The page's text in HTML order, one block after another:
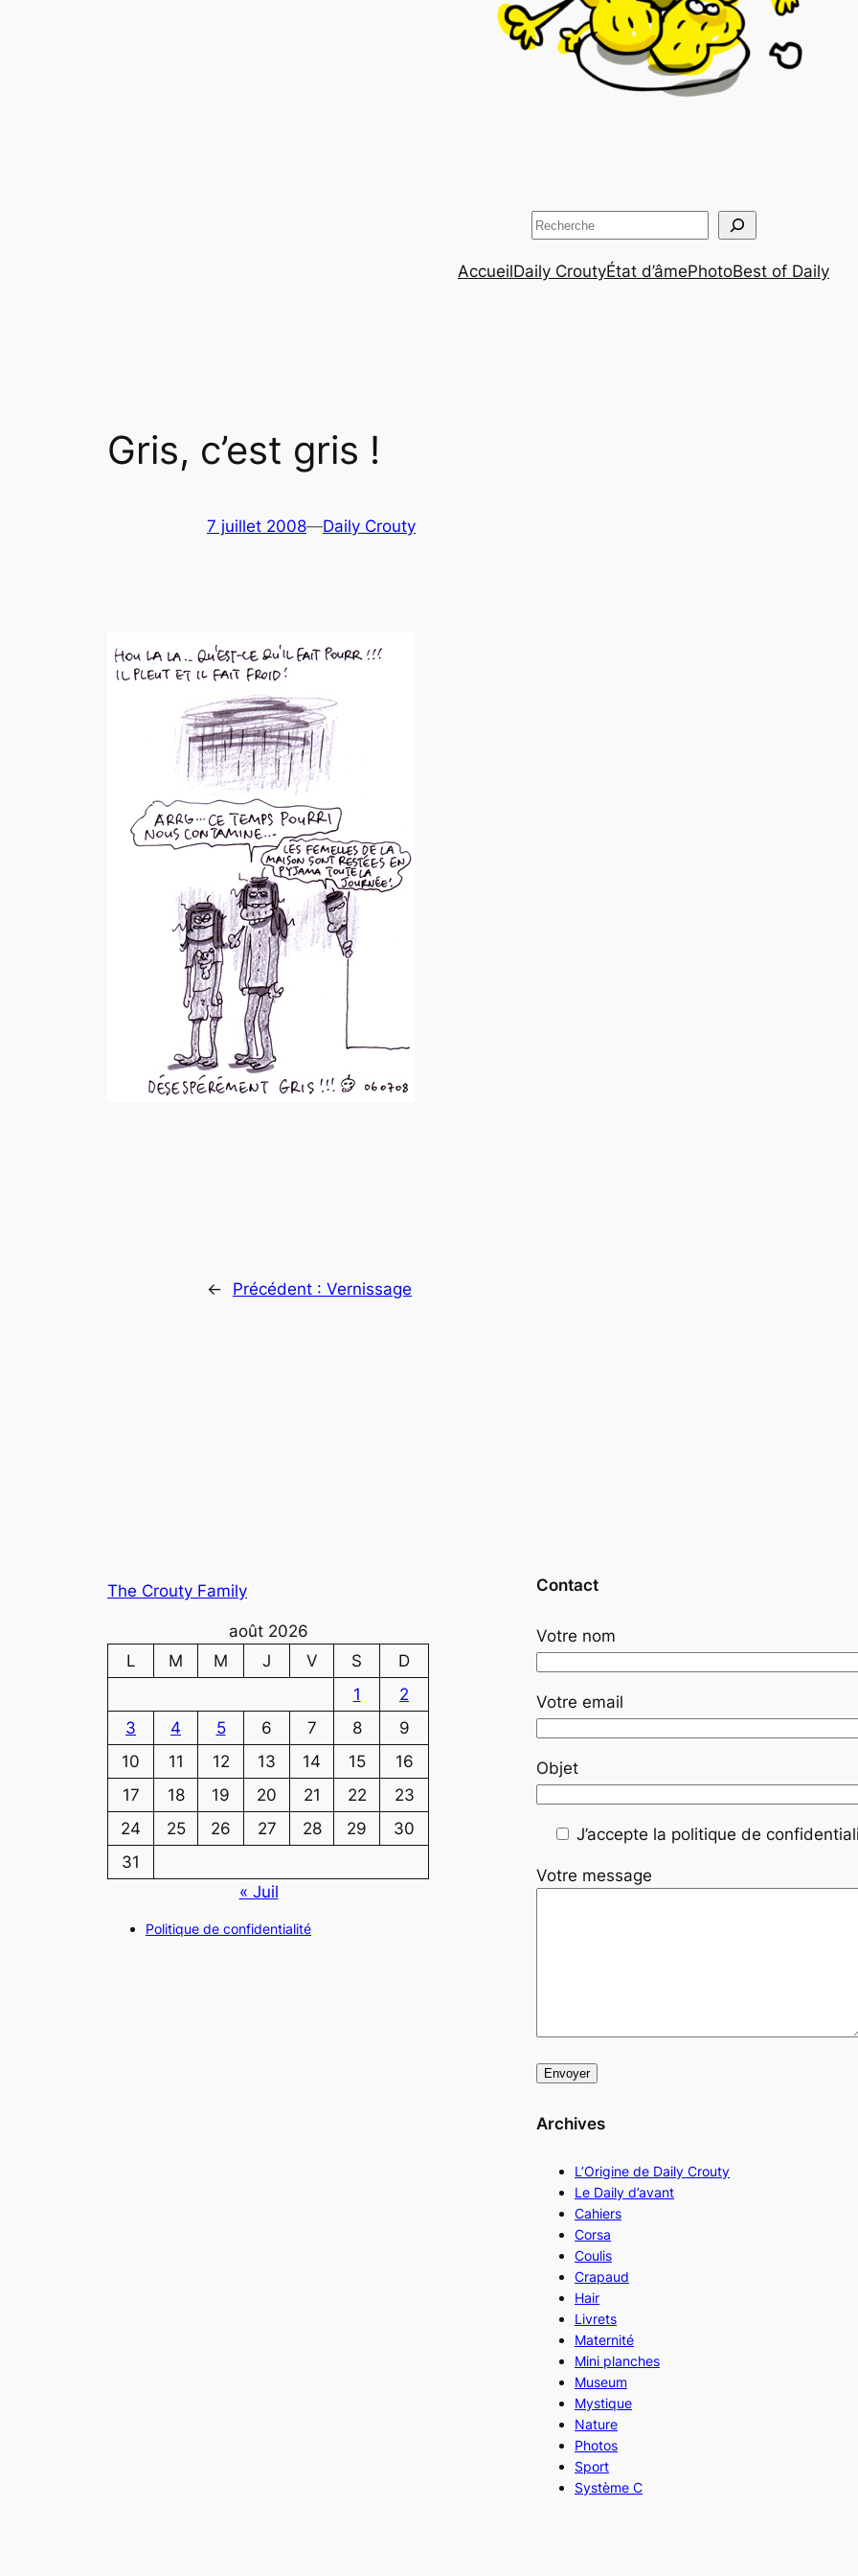
Rechercher
AccueilDaily CroutyÉtat d’âmePhotoBest of Daily
Gris, c’est gris !
7 juillet 2008—Daily Crouty
← Précédent : Vernissage
The Crouty Family
août 2026
L
M M J V S
D
1
2
3
4 5 6 7 8
9
10
11 12 13 14 15
16
17
18 19 20 21 22
23
24
25 26 27 28 29
30
31
« Juil
Politique de confidentialité
Contact
Votre nom
Votre email
Objet
J’accepte la politique de
Votre message
Archives
L’Origine de Daily Crouty
Le Daily d’avant
Cahiers
Corsa
Coulis
Crapaud
Hair
Livrets
Maternité
Mini planches
Museum
Mystique
Nature
Photos
Sport
Système C